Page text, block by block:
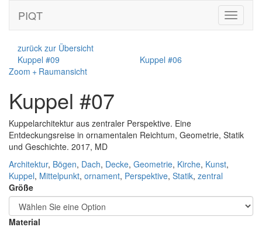
Toggle
PIQT
zurück zur Übersicht
Kuppel #09
Kuppel #06
Zoom + Raumansicht
Kuppel #07
Kuppelarchitektur aus zentraler Perspektive. Eine
Entdeckungsreise in ornamentalen Reichtum, Geometrie, Statik
und Geschichte. 2017, MD
Architektur, Bögen, Dach, Decke, Geometrie, Kirche, Kunst,
Kuppel, Mittelpunkt, ornament, Perspektive, Statik, zentral
Größe
Material